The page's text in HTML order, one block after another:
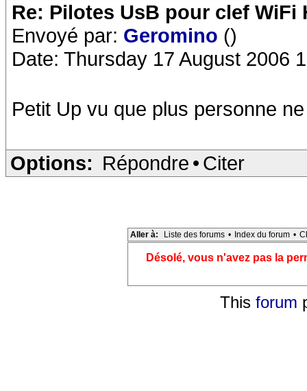
Re: Pilotes UsB pour clef WiFi
Envoyé par: Geromino ()
Date: Thursday 17 August 2006
Petit Up vu que plus personne
Options: Répondre • Citer
Aller à: Liste des forums • Index du forum •
Désolé, vous n'avez pas la
This forum